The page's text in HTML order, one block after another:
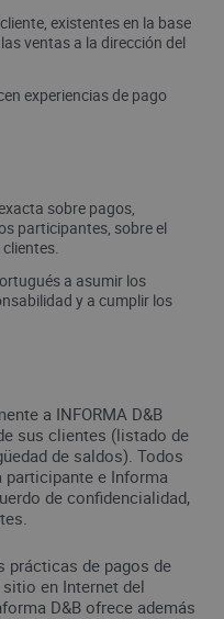
existentes en la base
ventas a la dirección del
experiencias de pago
sobre pagos,
participantes, sobre el
a asumir los
y a cumplir los
a INFORMA D&B
sus clientes (listado de
de saldos). Todos
e Informa
de confidencialidad,
prácticas de pagos de
en Internet del
D&B ofrece además